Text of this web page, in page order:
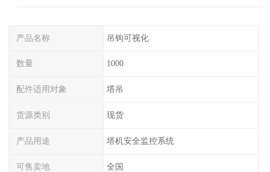
产品名称 吊钩可视化
数量 1000
配件适用对象 塔吊
货源类别 现货
产品用途 塔机安全监控系统
可售卖地 全国